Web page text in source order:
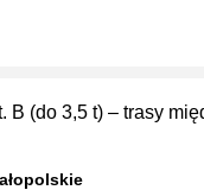
B (do 3,5 t) – trasy